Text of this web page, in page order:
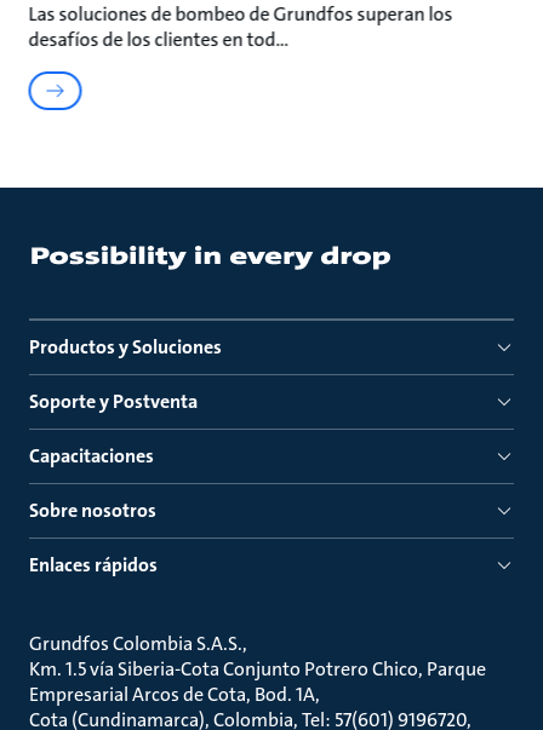
Las soluciones de bombeo de Grundfos superan los
desafíos de los clientes en tod
Productos y Soluciones
Soporte y Postventa
Capacitaciones
Sobre nosotros
Enlaces rápidos
Grundfos Colombia S.A.S.
Km. 1.5 vía Siberia-Cota Conjunto Potrero Chico, Parque
Empresarial Arcos de Cota, Bod. 1A
Cota (Cundinamarca), Colombia, Tel: 57(601) 9196720